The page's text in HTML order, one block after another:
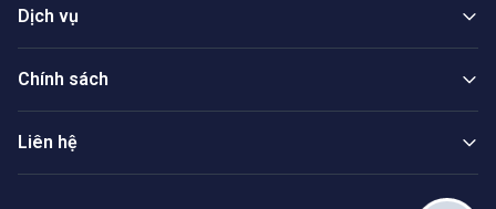
Dịch vụ
Chính sách
Liên hệ